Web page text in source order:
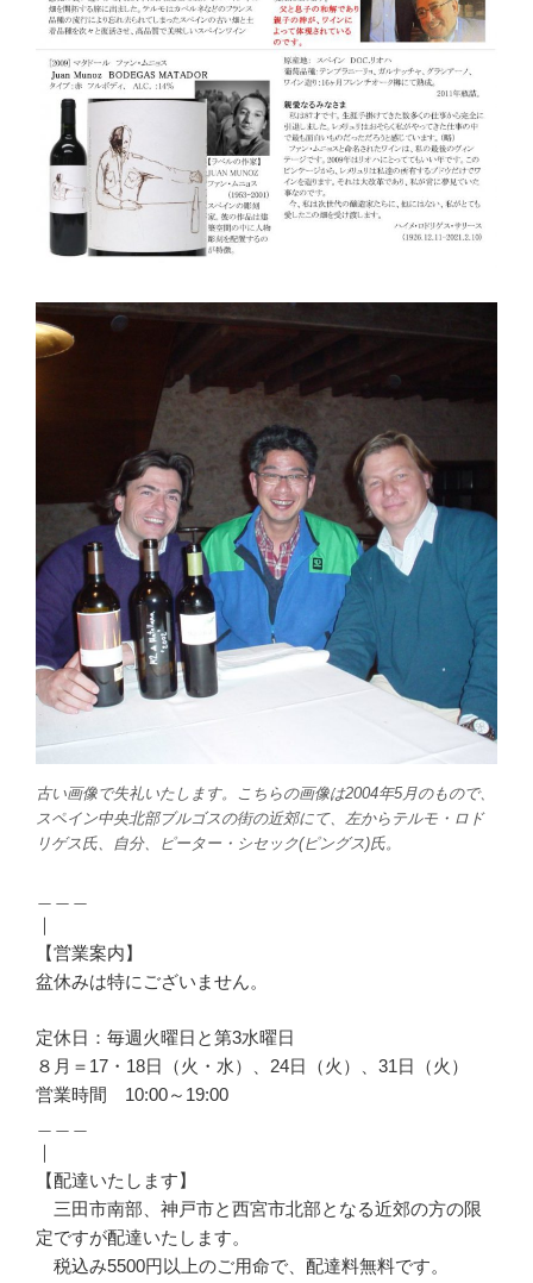
古い画像で失礼いたします。こちらの画像は2004年5月のもので、
スペイン中央北部ブルゴスの街の近郊にて、左からテルモ・ロド
リゲス氏、自分、ピーター・シセック(ピングス)氏。
｜
【営業案内】
盆休みは特にございません。
定休日：毎週火曜日と第3水曜日
８月＝17・18日（火・水）、24日（火）、31日（火）
営業時間 10:00～19:00
｜
【配達いたします】
三田市南部、神戸市と西宮市北部となる近郊の方の限
定ですが配達いたします。
税込み5500円以上のご用命で、配達料無料です。